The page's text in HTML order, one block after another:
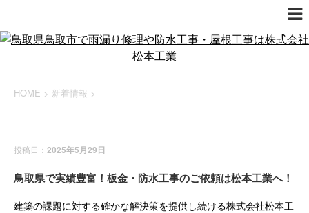
HOME > 新着情報 >
投稿日： 2025年5月29日
鳥取県で実績豊富！板金・防水工事のご依頼は松本工業へ！
建築の課題に対する確かな解決策を提供し続ける株式会社松本工